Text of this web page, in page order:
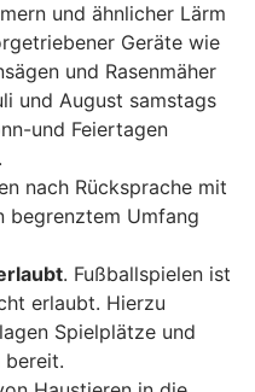
und ähnlicher Lärm
Geräte wie
und Rasenmäher
und August samstags
und Feiertagen
nach Rücksprache mit
begrenztem Umfang
. Fußballspielen ist
erlaubt. Hierzu
Spielplätze und
bereit.